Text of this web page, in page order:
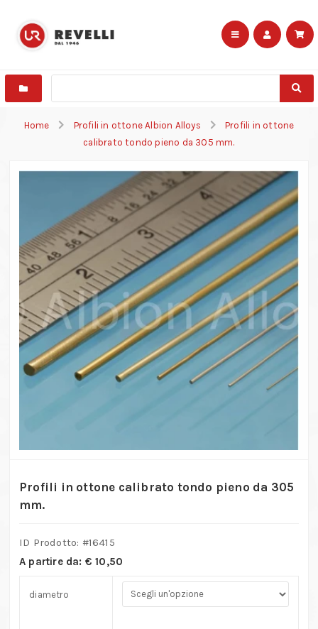
Home Profili in ottone Albion Alloys
Profili in ottone
calibrato tondo pieno da 305 mm.
Profili in ottone calibrato tondo pieno da 305
mm.
ID Prodotto: #16415
A partire da: € 10,50
diametro